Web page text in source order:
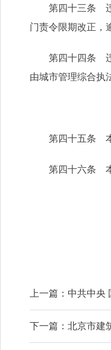
第四十三条 违反
门责令限期改正，
第四十四条 违反
由城市管理综合执
第四十五条 本
第四十六条 本办
上一篇： 中共中央
下一篇： 北京市建